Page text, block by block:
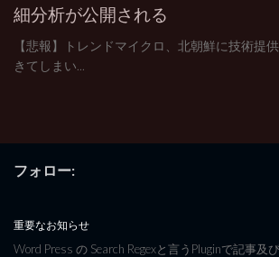
細分析が公開される
【悲報】トレンドマイクロ、北朝鮮に技術提
きてしまい...
フォロー:
重要なお知らせ
Word Press の Search Regexと言うPluginで記事及